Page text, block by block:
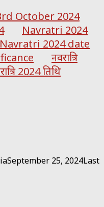
October 2024
Navratri 2024
2024 date
नवरात्रि
2024 तिथि
September 25, 2024Last